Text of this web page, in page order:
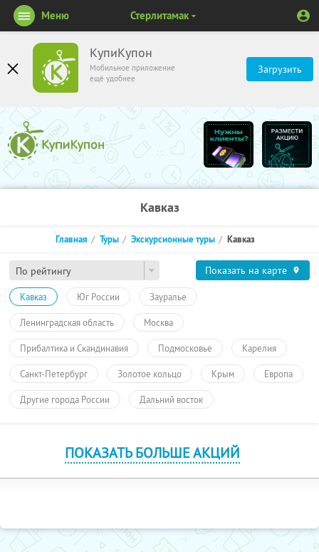
КупиКупон
Мобильное приложение
ещё удобнее
Загрузить
Меню Стерлитамак
Кавказ
По рейтингу
Главная Туры Экскурсионные туры Кавказ
Показать на карте
Кавказ Юг России Зауралье
Ленинградская область Москва
Прибалтика и Скандинавия Подмосковье Карелия
Санкт-Петербург Золотое кольцо Крым Европа
Другие города России Дальний восток
ПОКАЗАТЬ БОЛЬШЕ АКЦИЙ